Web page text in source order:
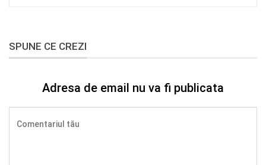
SPUNE CE CREZI
Adresa de email nu va fi publicata